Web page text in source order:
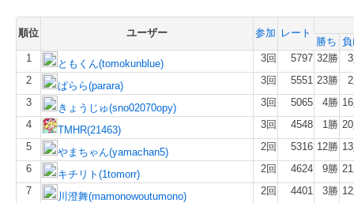
順位 ユーザー 参加 レート
勝ち
1
ともくん(tomokunblue) 3回 5797 32勝
2
ぱらら(parara) 3回 5551 23勝
3
きょうじゅ(sno02070opy) 3回 5065 4勝
4
TMHR(21463) 3回 4548 1勝
5
やまちゃん(yamachan5) 2回 5316 12勝
6
キチリト(1tomorr) 2回 4624 9勝
7
川澄舞(mamonowoutumono) 2回 4401 3勝